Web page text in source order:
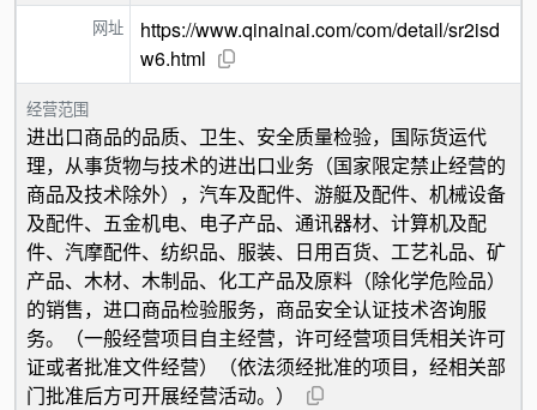
网址
https://www.qinainai.com/com/detail/sr2isd
w6.html
经营范围
进出口商品的品质、卫生、安全质量检验，国际货运代
理，从事货物与技术的进出口业务（国家限定禁止经营的
商品及技术除外），汽车及配件、游艇及配件、机械设备
及配件、五金机电、电子产品、通讯器材、计算机及配
件、汽摩配件、纺织品、服装、日用百货、工艺礼品、矿
产品、木材、木制品、化工产品及原料（除化学危险品）
的销售，进口商品检验服务，商品安全认证技术咨询服
务。（一般经营项目自主经营，许可经营项目凭相关许可
证或者批准文件经营）（依法须经批准的项目，经相关部
门批准后方可开展经营活动。）